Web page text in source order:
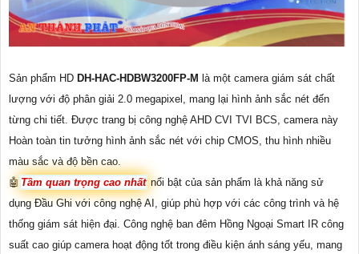
Sản phẩm HD DH-HAC-HDBW3200FP-M là một camera giám sát chất
lượng với độ phân giải 2.0 megapixel, mang lại hình ảnh sắc nét đến
từng chi tiết. Được trang bị công nghệ AHD CVI TVI BCS, camera này
Hoàn toàn tin tưởng hình ảnh sắc nét với chip CMOS, thu hình nhiều
màu sắc và độ bền cao.
🤖️ Tầm quan trọng cao nhất nổi bật của sản phẩm là khả năng sử
dụng Đầu Ghi với công nghệ AI, giúp phù hợp với các công trình và hệ
thống giám sát hiện đại. Công nghệ ban đêm Hồng Ngoại Smart IR công
suất cao giúp camera hoạt động tốt trong điều kiện ánh sáng yếu, mang